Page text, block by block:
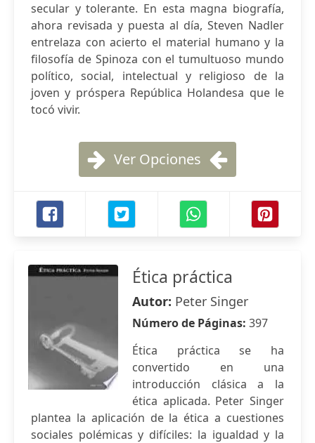
secular y tolerante. En esta magna biografía,
ahora revisada y puesta al día, Steven Nadler
entrelaza con acierto el material humano y la
filosofía de Spinoza con el tumultuoso mundo
político, social, intelectual y religioso de la
joven y próspera República Holandesa que le
tocó vivir.
Ver Opciones
Ética práctica
Autor: Peter Singer
Número de Páginas: 397
Ética práctica se ha
convertido en una
introducción clásica a la
ética aplicada. Peter Singer
plantea la aplicación de la ética a cuestiones
sociales polémicas y difíciles: la igualdad y la